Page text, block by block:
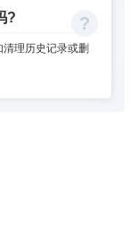
?
理历史记录或删